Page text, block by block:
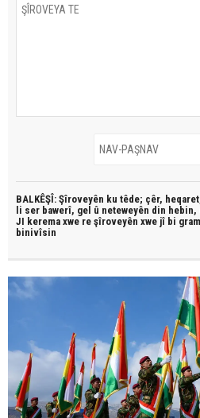
BALKÊŞÎ: Şîroveyên ku têde; çêr,
li ser bawerî, gel û neteweyên din hebin,
JI kerema xwe re şîroveyên xwe jî bi
binivîsin